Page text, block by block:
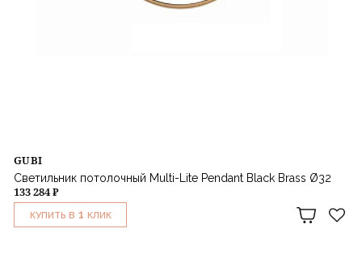
GUBI
Светильник потолочный Multi-Lite Pendant Black Brass Ø32
133 284 ₽
КУПИТЬ В 1 КЛИК